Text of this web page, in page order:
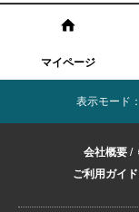
マイページ
表示モード：
会社概要 /
ご利用ガイド